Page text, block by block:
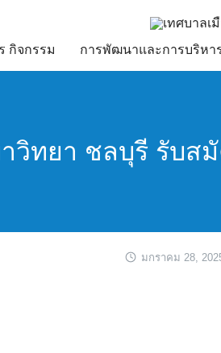
กิจกรรม การพัฒนาและการบริหา
วิทยา ชลบุรี รับส
มกราคม 28,